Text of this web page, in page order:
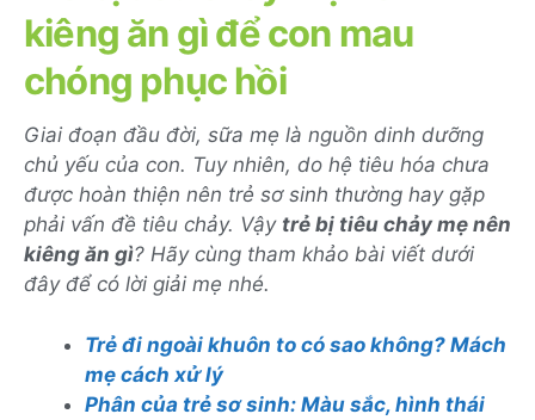
kiêng ăn gì để con mau
chóng phục hồi
Giai đoạn đầu đời, sữa mẹ là nguồn dinh dưỡng
chủ yếu của con. Tuy nhiên, do hệ tiêu hóa chưa
được hoàn thiện nên trẻ sơ sinh thường hay gặp
phải vấn đề tiêu chảy. Vậy trẻ bị tiêu chảy mẹ nên
kiêng ăn gì? Hãy cùng tham khảo bài viết dưới
đây để có lời giải mẹ nhé.
Trẻ đi ngoài khuôn to có sao không? Mách
mẹ cách xử lý
Phân của trẻ sơ sinh: Màu sắc, hình thái